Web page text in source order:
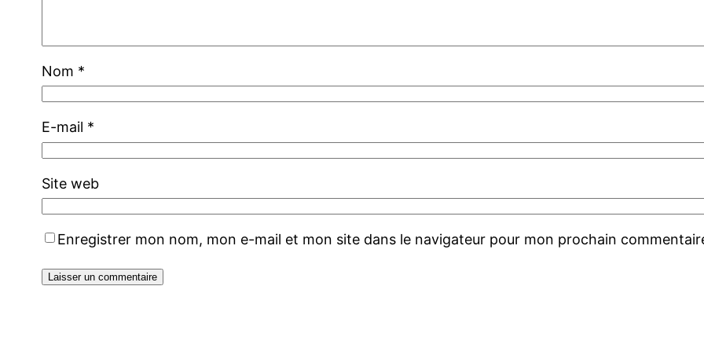
Nom *
E-mail *
Site web
Enregistrer mon nom, mon e-mail et mon site dans le navigateur pour mon prochain